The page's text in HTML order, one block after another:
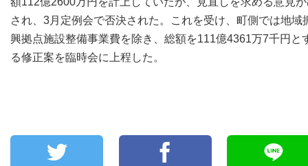
営業時間 9:00～18:00 営業時間 9:00～18:00
され、3月定例会で否決された。これを受け、町側では地域
興拠点施設整備事業費を除き、総額を111億4361万7千円と
る修正案を臨時会に上程した。